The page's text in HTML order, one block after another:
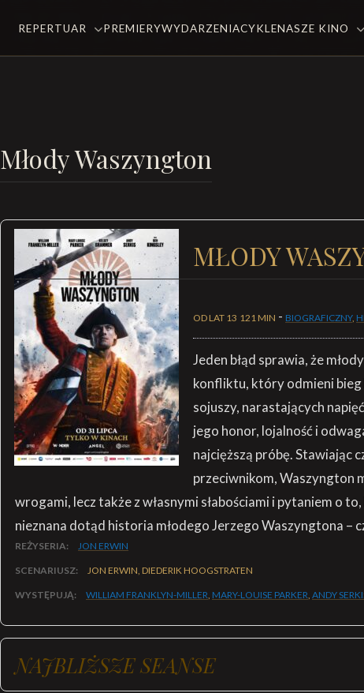
REPERTUAR PREMIERYWYDARZENIACYKLENASZE KINO
Młody Waszyngton
MŁODY
OD LAT 13 121 MIN - BIOGRAFICZNY,
Jeden błąd sprawia, że
konfliktu, który odmieni
sojuszy, narastających
jego honor, lojalność i
najcięższą próbę. Stawiając
przeciwnikom, Waszyngton
wrogami, lecz także z własnymi słabościami i pytaniem o
nieznana dotąd historia młodego Jerzego Waszyngtona –
REŻYSERIA: JON ERWIN
SCENARIUSZ: JON ERWIN, DIEDERIK HOOGSTRATEN
WYSTĘPUJĄ: WILLIAM FRANKLYN-MILLER, MARY-LOUISE PARKER, ANDY
NAJBLIŻSZE SEANSE